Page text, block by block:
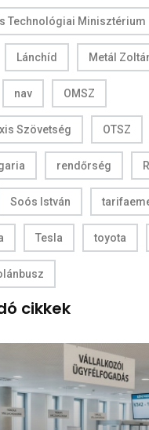
Technológiai Minisztérium
Lánchíd Metál
nav OMSZ
Szövetség OTSZ
rendőrség
Soós István
Tesla toyota
cikkek